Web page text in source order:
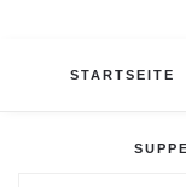
STARTSEITE